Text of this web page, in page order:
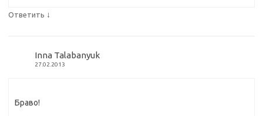
Ответить ↓
Inna Talabanyuk
27.02.2013
Браво!